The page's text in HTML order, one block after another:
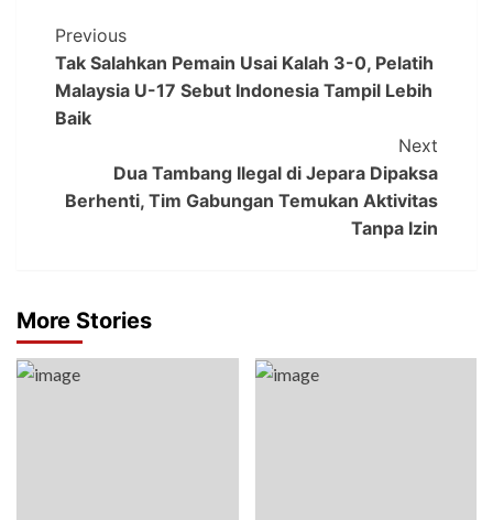
Previous
Tak Salahkan Pemain Usai Kalah 3-0, Pelatih
Malaysia U-17 Sebut Indonesia Tampil Lebih
Baik
Next
Dua Tambang Ilegal di Jepara Dipaksa
Berhenti, Tim Gabungan Temukan Aktivitas
Tanpa Izin
More Stories